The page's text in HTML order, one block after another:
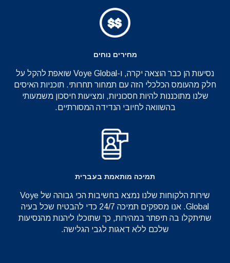
מחירים נוחים
נסיעות הן כבר הוצאה יקרה, ו-Voye Global שואפת להקל על
חלק מהעומס הכלכלי הזה עם תמחור תחרותי. תוכניות האיסים
שלנו מתוכננות להיות חסכוניות, ומציעות חיסכון משמעותי
בהשוואה לחיובי הנדידה המסורתיים.
תמיכה מותאמת בעברית
שירות הלקוחות שלנו נמצא בחשיבות הכי גבוהה של Voye
Global. אנו מספקים תמיכה 24/7 כדי להבטיח שכל בעיה
שתיתקלו בה תיפתר במהירות, כך שתוכלו ליהנות מהנסיעות
שלכם ללא דאגות לגבי הגלישה.